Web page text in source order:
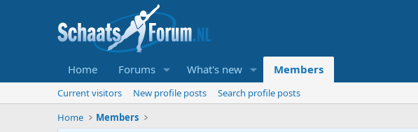
Home Forums What's new Members
Current visitors New profile posts
Search profile posts
Home
Members